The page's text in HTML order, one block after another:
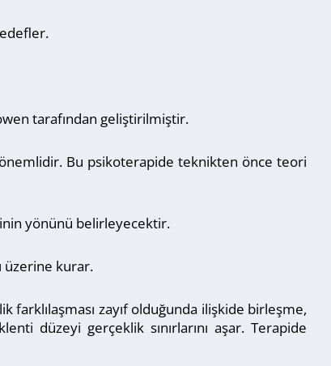
tarafından geliştirilmiştir.
Bu psikoterapide teknikten önce teori
yönünü belirleyecektir.
üzerine kurar.
farklılaşması zayıf olduğunda ilişkide birleşme,
düzeyi gerçeklik sınırlarını aşar. Terapide